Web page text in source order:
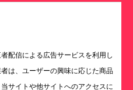
配信による広告サービスを利用し
は、ユーザーの興味に応じた商品
サイトや他サイトへのアクセスに